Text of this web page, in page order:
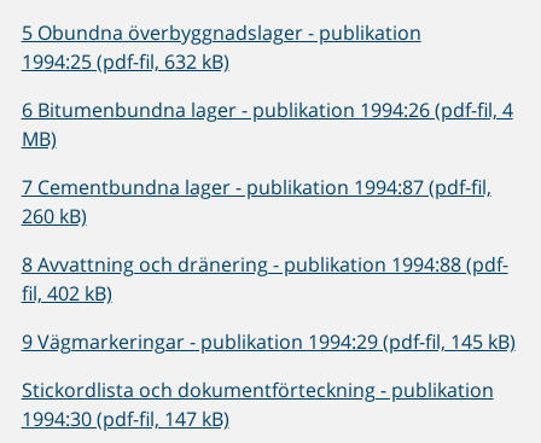
5 Obundna överbyggnadslager - publikation
1994:25 (pdf-fil, 632 kB)
6 Bitumenbundna lager - publikation 1994:26 (pdf-fil, 4
MB)
7 Cementbundna lager - publikation 1994:87 (pdf-fil,
260 kB)
8 Avvattning och dränering - publikation 1994:88 (pdf-
fil, 402 kB)
9 Vägmarkeringar - publikation 1994:29 (pdf-fil, 145 kB)
Stickordlista och dokumentförteckning - publikation
1994:30 (pdf-fil, 147 kB)